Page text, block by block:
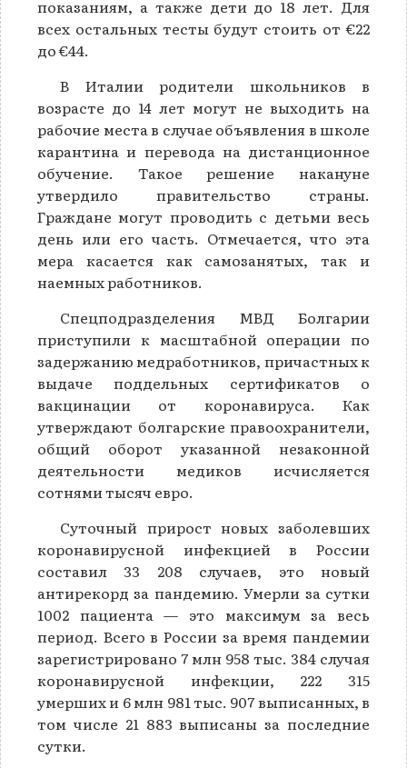
показаниям, а также дети до 18 лет. Для
всех остальных тесты будут стоить от €22
до €44.
В Италии родители школьников в
возрасте до 14 лет могут не выходить на
рабочие места в случае объявления в школе
карантина и перевода на дистанционное
обучение. Такое решение накануне
утвердило правительство страны.
Граждане могут проводить с детьми весь
день или его часть. Отмечается, что эта
мера касается как самозанятых, так и
наемных работников.
Спецподразделения МВД Болгарии
приступили к масштабной операции по
задержанию медработников, причастных к
выдаче поддельных сертификатов о
вакцинации от коронавируса. Как
утверждают болгарские правоохранители,
общий оборот указанной незаконной
деятельности медиков исчисляется
сотнями тысяч евро.
Суточный прирост новых заболевших
коронавирусной инфекцией в России
составил 33 208 случаев, это новый
антирекорд за пандемию. Умерли за сутки
1002 пациента — это максимум за весь
период. Всего в России за время пандемии
зарегистрировано 7 млн 958 тыс. 384 случая
коронавирусной инфекции, 222 315
умерших и 6 млн 981 тыс. 907 выписанных, в
том числе 21 883 выписаны за последние
сутки.